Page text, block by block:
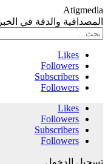
Atigmedia
المصداقية والدقة في الخبر
Likes
Followers
Subscribers
Followers
Likes
Followers
Subscribers
Followers
تسجيل الدخول